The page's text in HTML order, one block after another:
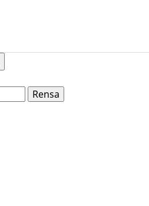
Rensa